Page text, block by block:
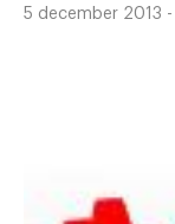
5 december 2013 -